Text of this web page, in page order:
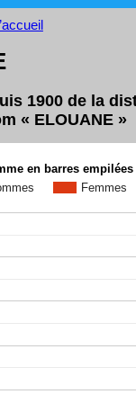
1900 de la
« ELOUANE »
en barres empilées
Femmes